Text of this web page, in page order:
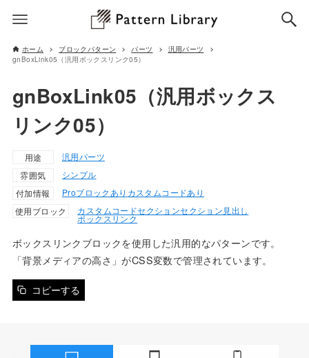
ホーム ブロックパターン パーツ
汎用パーツ
gnBoxLink05（汎用ボックスリンク05）
gnBoxLink05（汎用ボックス
リンク05）
用途
汎用パーツ
雰囲気
シンプル
付加情報
Proブロックあり カスタムコードあり
使用ブロック
カスタムコードセクションセクション見出し
ボックスリンク
ボックスリンクブロックを使用した汎用的なパターンです。
「背景メディアの高さ」がCSS変数で管理されています。
コピーする